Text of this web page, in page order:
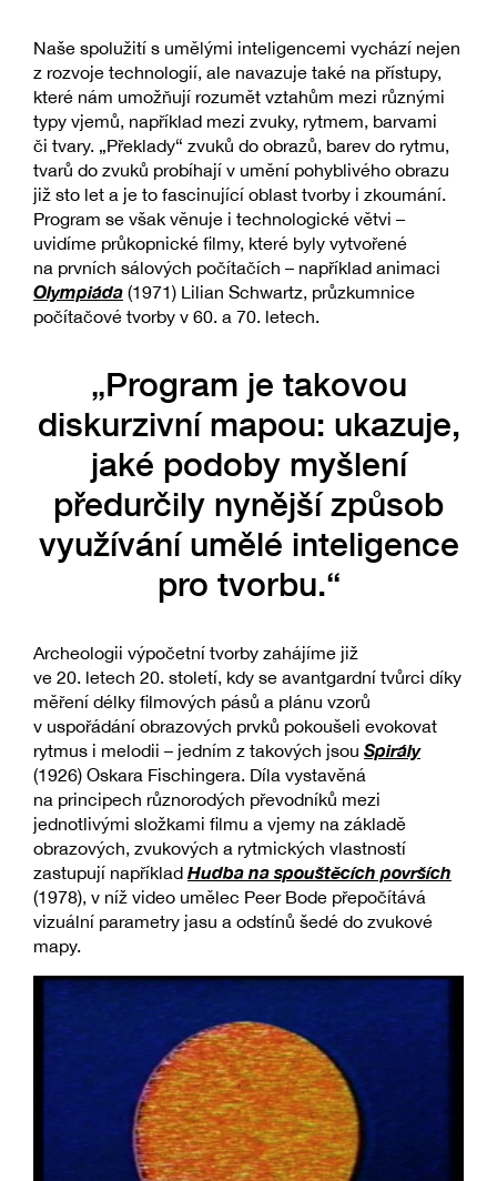
Naše spolužití s umělými inteligencemi vychází nejen
z rozvoje technologií, ale navazuje také na přístupy,
které nám umožňují rozumět vztahům mezi různými
typy vjemů, například mezi zvuky, rytmem, barvami
či tvary. „Překlady“ zvuků do obrazů, barev do rytmu,
tvarů do zvuků probíhají v umění pohyblivého obrazu
již sto let a je to fascinující oblast tvorby i zkoumání.
Program se však věnuje i technologické větvi –
uvidíme průkopnické filmy, které byly vytvořené
na prvních sálových počítačích – například animaci
Olympiáda (1971) Lilian Schwartz, průzkumnice
počítačové tvorby v 60. a 70. letech.
„Program je takovou
diskurzivní mapou: ukazuje,
jaké podoby myšlení
předurčily nynější způsob
využívání umělé inteligence
pro tvorbu.“
Archeologii výpočetní tvorby zahájíme již
ve 20. letech 20. století, kdy se avantgardní tvůrci díky
měření délky filmových pásů a plánu vzorů
v uspořádání obrazových prvků pokoušeli evokovat
rytmus i melodii – jedním z takových jsou Spirály
(1926) Oskara Fischingera. Díla vystavěná
na principech různorodých převodníků mezi
jednotlivými složkami filmu a vjemy na základě
obrazových, zvukových a rytmických vlastností
zastupují například Hudba na spouštěcích površích
(1978), v níž video umělec Peer Bode přepočítává
vizuální parametry jasu a odstínů šedé do zvukové
mapy.